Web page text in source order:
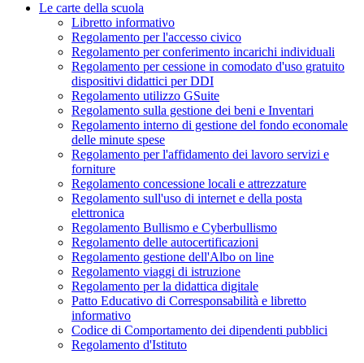
Le carte della scuola
Libretto informativo
Regolamento per l'accesso civico
Regolamento per conferimento incarichi individuali
Regolamento per cessione in comodato d'uso gratuito
dispositivi didattici per DDI
Regolamento utilizzo GSuite
Regolamento sulla gestione dei beni e Inventari
Regolamento interno di gestione del fondo economale
delle minute spese
Regolamento per l'affidamento dei lavoro servizi e
forniture
Regolamento concessione locali e attrezzature
Regolamento sull'uso di internet e della posta
elettronica
Regolamento Bullismo e Cyberbullismo
Regolamento delle autocertificazioni
Regolamento gestione dell'Albo on line
Regolamento viaggi di istruzione
Regolamento per la didattica digitale
Patto Educativo di Corresponsabilità e libretto
informativo
Codice di Comportamento dei dipendenti pubblici
Regolamento d'Istituto